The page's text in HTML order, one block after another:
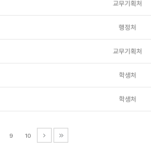
교무기획처
행정처
교무기획처
학생처
학생처
9 10